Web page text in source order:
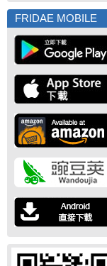
FRIDAE MOBILE